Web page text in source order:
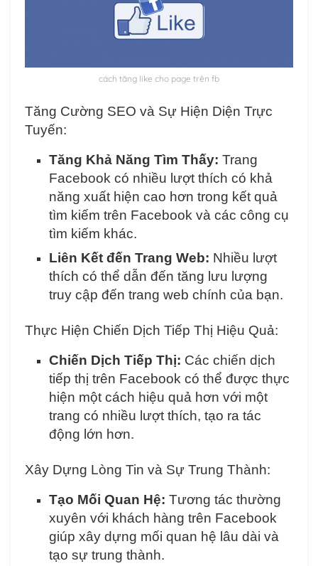
cách tăng like cho page trên fb
Tăng Cường SEO và Sự Hiện Diện Trực
Tuyến:
Tăng Khả Năng Tìm Thấy: Trang
Facebook có nhiều lượt thích có khả
năng xuất hiện cao hơn trong kết quả
tìm kiếm trên Facebook và các công cụ
tìm kiếm khác.
Liên Kết đến Trang Web: Nhiều lượt
thích có thể dẫn đến tăng lưu lượng
truy cập đến trang web chính của bạn.
Thực Hiện Chiến Dịch Tiếp Thị Hiệu Quả:
Chiến Dịch Tiếp Thị: Các chiến dịch
tiếp thị trên Facebook có thể được thực
hiện một cách hiệu quả hơn với một
trang có nhiều lượt thích, tạo ra tác
động lớn hơn.
Xây Dựng Lòng Tin và Sự Trung Thành:
Tạo Mối Quan Hệ: Tương tác thường
xuyên với khách hàng trên Facebook
giúp xây dựng mối quan hệ lâu dài và
tạo sự trung thành.